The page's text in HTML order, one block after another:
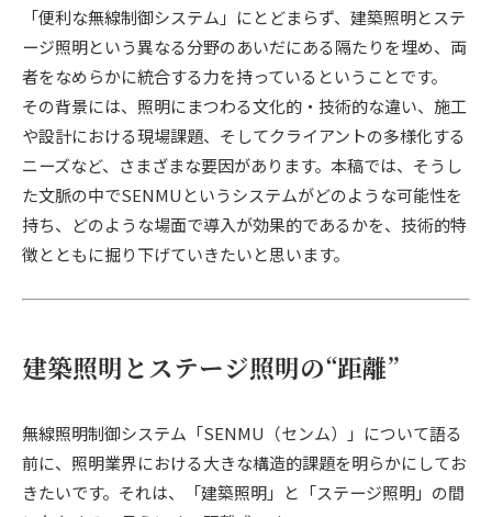
「便利な無線制御システム」にとどまらず、建築照明とステ
ージ照明という異なる分野のあいだにある隔たりを埋め、両
者をなめらかに統合する力を持っているということです。
その背景には、照明にまつわる文化的・技術的な違い、施工
や設計における現場課題、そしてクライアントの多様化する
ニーズなど、さまざまな要因があります。本稿では、そうし
た文脈の中でSENMUというシステムがどのような可能性を
持ち、どのような場面で導入が効果的であるかを、技術的特
徴とともに掘り下げていきたいと思います。
建築照明とステージ照明の“距離”
無線照明制御システム「SENMU（センム）」について語る
前に、照明業界における大きな構造的課題を明らかにしてお
きたいです。それは、「建築照明」と「ステージ照明」の間